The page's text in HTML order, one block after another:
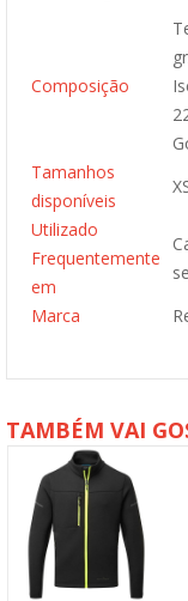
Composição
Tamanhos
disponíveis
Utilizado
Frequentemente
em
Marca
TAMBÉM VAI